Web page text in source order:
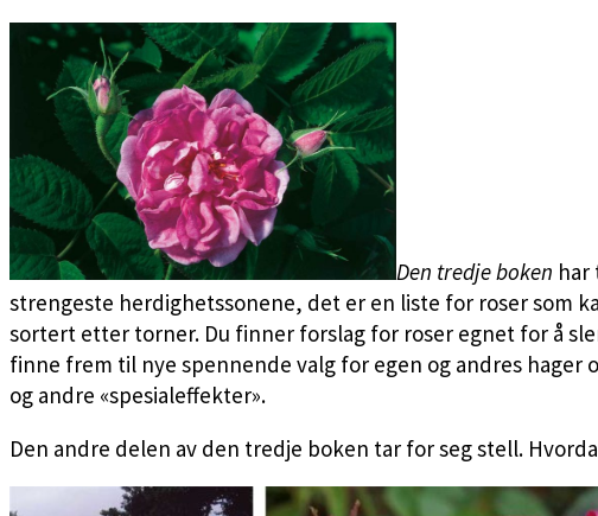
Den tredje boken har
strengeste herdighetssonene, det er en liste for roser som
sortert etter torner. Du finner forslag for roser egnet for å
finne frem til nye spennende valg for egen og andres hager
og andre «spesialeffekter».
Den andre delen av den tredje boken tar for seg stell.